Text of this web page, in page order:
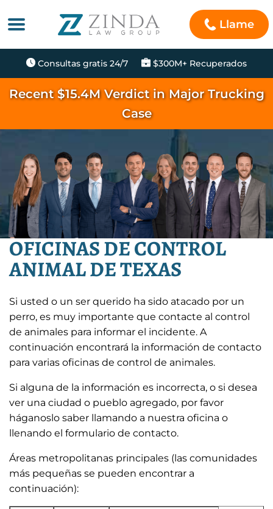
Llame
Consultas gratis 24/7 $300M+ Recuperados
Recent $15.4M Verdict in Major Trucking
Case
OFICINAS DE CONTROL
ANIMAL DE TEXAS
Si usted o un ser querido ha sido atacado por un
perro, es muy importante que contacte al control
de animales para informar el incidente. A
continuación encontrará la información de contacto
para varias oficinas de control de animales.
Si alguna de la información es incorrecta, o si desea
ver una ciudad o pueblo agregado, por favor
háganoslo saber llamando a nuestra oficina o
llenando el formulario de contacto.
Áreas metropolitanas principales (las comunidades
más pequeñas se pueden encontrar a
continuación):